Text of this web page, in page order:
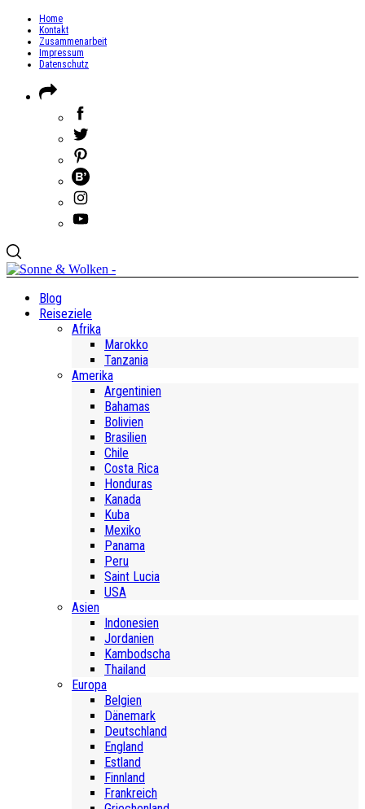
Home
Kontakt
Zusammenarbeit
Impressum
Datenschutz
Blog
Reiseziele
Afrika
Marokko
Tanzania
Amerika
Argentinien
Bahamas
Bolivien
Brasilien
Chile
Costa Rica
Honduras
Kanada
Kuba
Mexiko
Panama
Peru
Saint Lucia
USA
Asien
Indonesien
Jordanien
Kambodscha
Thailand
Europa
Belgien
Dänemark
Deutschland
England
Estland
Finnland
Frankreich